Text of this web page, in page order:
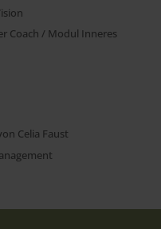
Coach / Modul Inneres
Celia Faust